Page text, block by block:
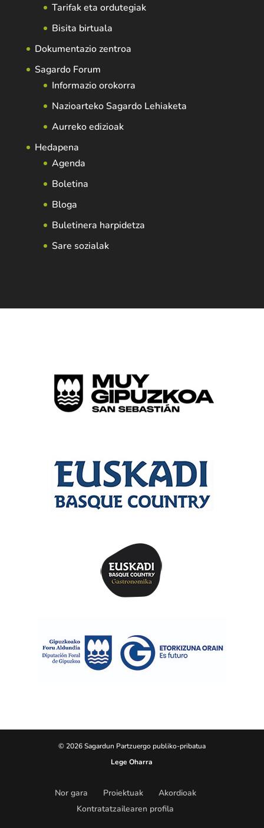
Tarifak eta ordutegiak
Bisita birtuala
Dokumentazio zentroa
Sagardo Forum
Informazio orokorra
Nazioarteko Sagardo Lehiaketa
Aurreko edizioak
Hedapena
Agenda
Boletina
Bloga
Buletinera harpidetza
Sare sozialak
© 2026 Sagardun Partzuergo publiko-pribatua
Lege Oharra
Nor gara Proiektuak
Akordioak
Kontratatzailearen profila